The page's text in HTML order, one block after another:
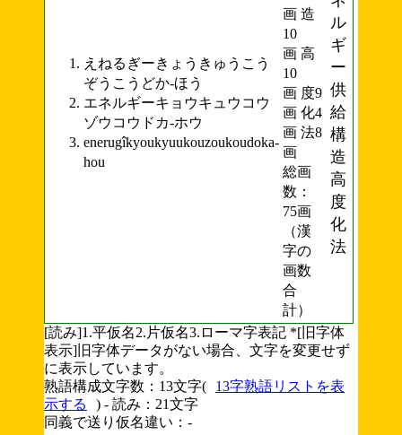
えねるぎーきょうきゅうこう
ぞうこうどか-ほう
エネルギーキョウキュウコウ
ゾウコウドカ-ホウ
enerugîkyoukyuukouzoukoudoka-
hou
画 造
10
画 高
10
画 度9
画 化4
画 法8
画
総画
数：
75画
（漢
字の
画数
合
計）
ル
ギ
ー
供
給
構
造
高
度
化
法
[読み]1.平仮名2.片仮名3.ローマ字表記 *[旧字体
表示]旧字体データがない場合、文字を変更せず
に表示しています。
熟語構成文字数：13文字(
13字熟語リストを表
示する
) - 読み：21文字
同義で送り仮名違い：-